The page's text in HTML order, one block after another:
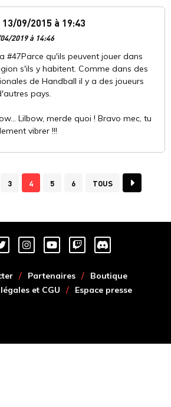
13/09/2015 à 19:43
2019 à 14:46
#47Parce qu'ils peuvent jouer dans
s'ils y habitent. Comme dans des
de Handball il y a des joueurs
pays.
Lilbow, merde quoi ! Bravo mec, tu
vibrer !!!
3 4 5 6 TOUS
Partenaires
Boutique
et CGU
Espace presse